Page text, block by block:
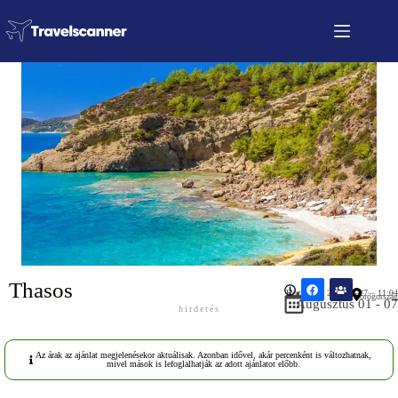
Augusztus 01 - 07
Közzétéve: 2026.06.27 – 11:04
Görögország
Thasos
hirdetés
Az árak az ajánlat megjelenésekor aktuálisak. Azonban idővel, akár percenként is változhatnak,
mivel mások is lefoglalhatják az adott ajánlatot előbb.